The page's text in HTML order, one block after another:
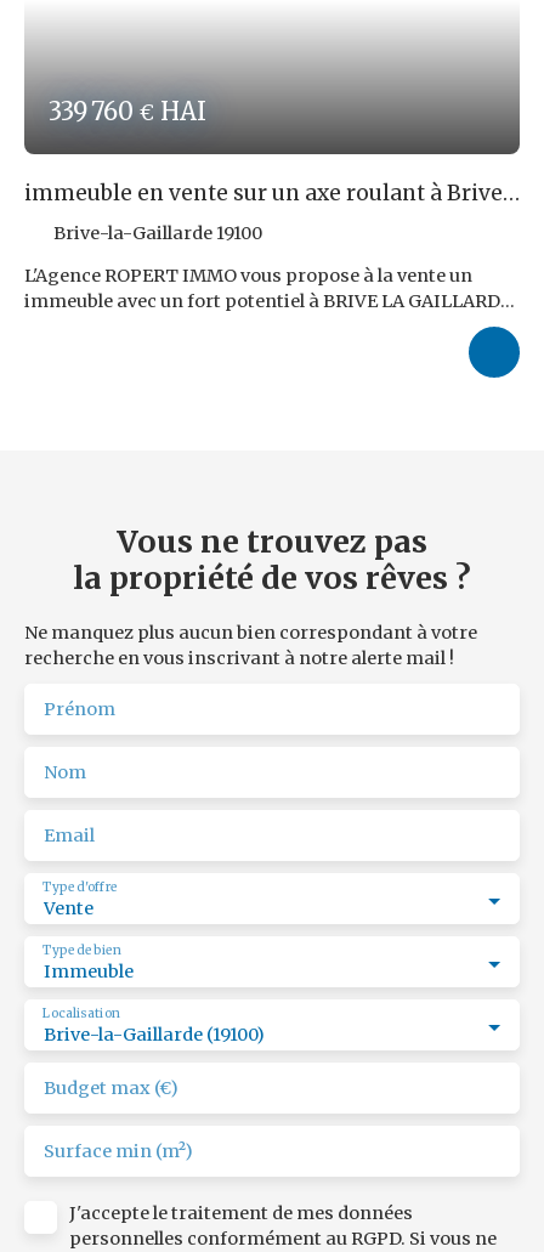
339 760 € HAI
immeuble en vente sur un axe roulant à Brive
La Gaillarde
Brive-la-Gaillarde 19100
L'Agence ROPERT IMMO vous propose à la vente un
immeuble avec un fort potentiel à BRIVE LA GAILLARDE :
3 appartements + 2 locaux commerciaux. L'immeuble
est d'une surface totale de 329 m². Il est composé de :
RDC: 1er Local commercial 141 m². RDC: 2 ieme Local
prix de vente net vendeur, soit 29 760,00€ TTC à charge
Affaire à faire ! Emplacement intéressant !
sur le site www. georisques. gouv. fr
Réf. ROPERT IMMO : 4209/PR19
Vous ne trouvez pas
la propriété de vos rêves ?
Ne manquez plus aucun bien correspondant à votre
recherche en vous inscrivant à notre alerte mail !
Prénom
Nom
Email
Vente
Type d'offre
Immeuble
Type de bien
Brive-la-Gaillarde (19100)
Localisation
Budget max (€)
Surface min (m²)
J'accepte le traitement de mes données
personnelles conformément au RGPD. Si vous ne